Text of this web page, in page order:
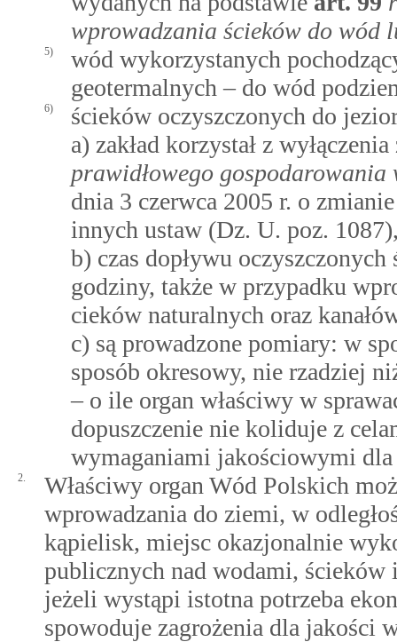
wprowadzania ścieków do wód
5)
wód wykorzystanych
geotermalnych – do wód
6)
ścieków oczyszczonych do
a) zakład korzystał z
prawidłowego
dnia 3 czerwca 2005 r. o
innych ustaw (Dz. U. poz.
b) czas dopływu
godziny, także w przypadku
cieków naturalnych oraz
c) są prowadzone pomiary: w
sposób okresowy, nie rzadziej
– o ile organ właściwy w
dopuszczenie nie koliduje z
wymaganiami jakościowymi
2.
Właściwy organ Wód Polskich
wprowadzania do ziemi, w
kąpielisk, miejsc okazjonalnie
publicznych nad wodami,
jeżeli wystąpi istotna potrzeba
spowoduje zagrożenia dla jakości